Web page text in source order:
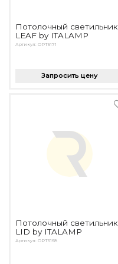
Все категории товаров
Бренды
Потолочный светильник
LEAF by ITALAMP
Артикул: OPT5171
Запросить цену
Потолочный светильник
LID by ITALAMP
Артикул: OPT5168